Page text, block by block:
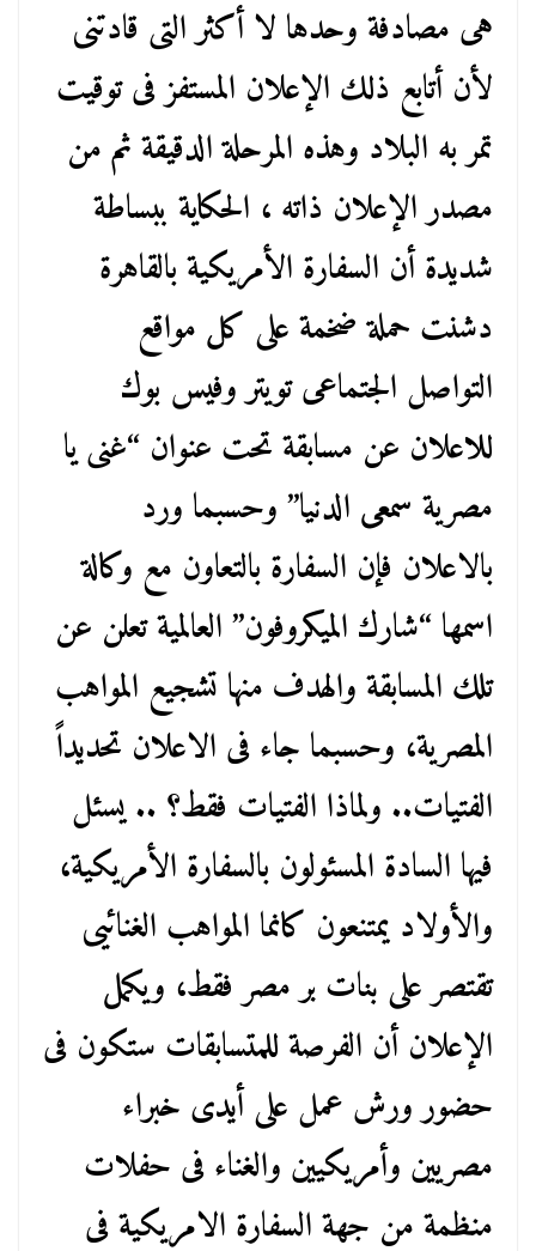
هى مصادفة وحدها لا أكثر التى قادتنى
لأن أتابع ذلك الإعلان المستفز فى توقيت
تمر به البلاد وهذه المرحلة الدقيقة ثم من
مصدر الإعلان ذاته ، الحكاية ببساطة
شديدة أن السفارة الأمريكية بالقاهرة
دشنت حملة ضخمة على كل مواقع
التواصل الجتماعى تويتر وفيس بوك
للاعلان عن مسابقة تحت عنوان “غنى يا
مصرية سمعى الدنيا” وحسبما ورد
بالاعلان فإن السفارة بالتعاون مع وكالة
اسمها “شارك الميكروفون” العالمية تعلن عن
تلك المسابقة والهدف منها تشجيع المواهب
المصرية، وحسبما جاء فى الاعلان تحديداً
الفتيات.. ولماذا الفتيات فقط؟ .. يسئل
فيها السادة المسئولون بالسفارة الأمريكية،
والأولاد يمتنعون كانما المواهب الغنائيى
تقتصر على بنات بر مصر فقط، ويكمل
الإعلان أن الفرصة للمتسابقات ستكون فى
حضور ورش عمل على أيدى خبراء
مصريين وأمريكيين والغناء فى حفلات
منظمة من جهة السفارة الامريكية فى